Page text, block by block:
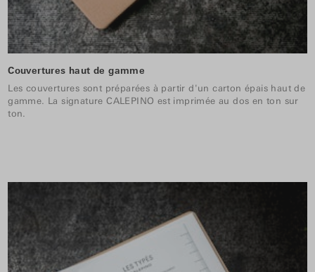
Couvertures haut de gamme
Les couvertures sont préparées à partir d'un carton épais haut de
gamme. La signature CALEPINO est imprimée au dos en ton sur
ton.